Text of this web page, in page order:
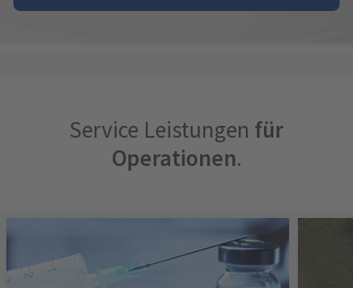
Service Leistungen für
Operationen.